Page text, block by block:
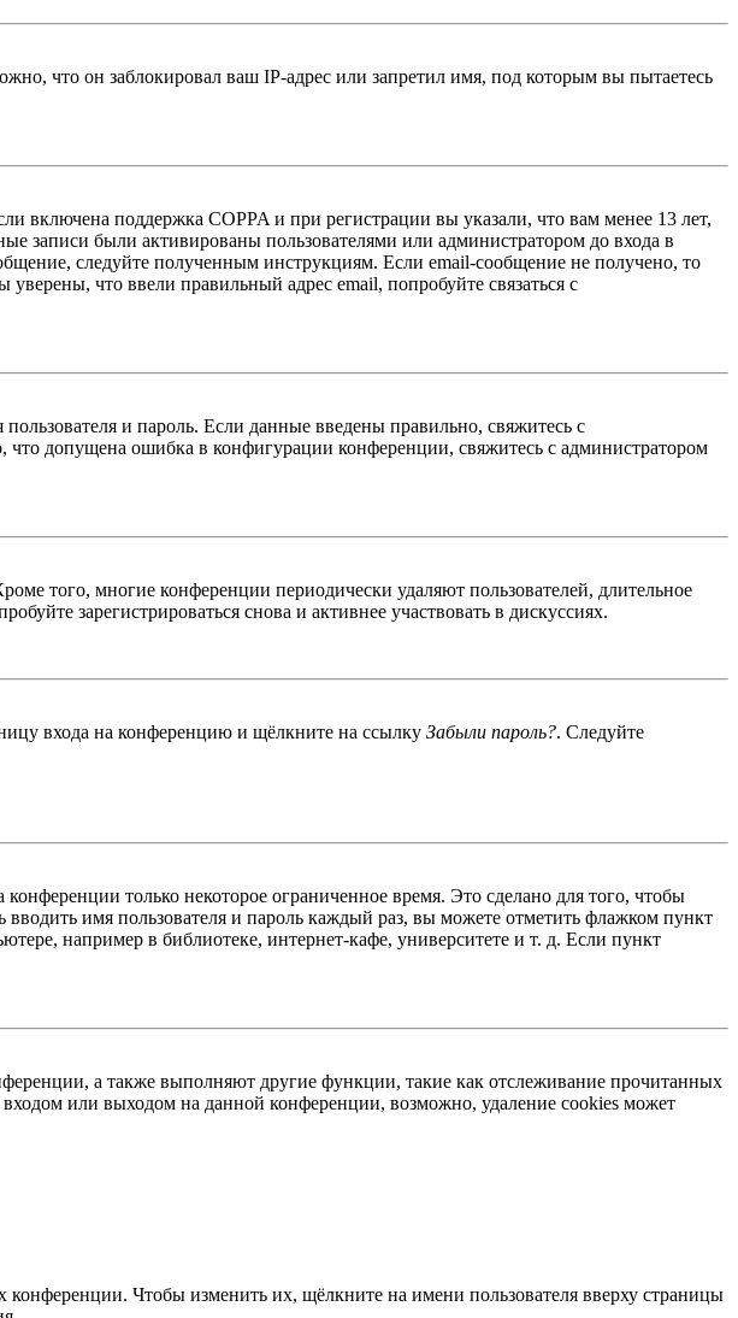
что он заблокировал ваш IP-адрес или запретил имя, под которым вы пытаетесь
включена поддержка COPPA и при регистрации вы указали, что вам менее 13 лет,
записи были активированы пользователями или администратором до входа в
следуйте полученным инструкциям. Если email-сообщение не получено, то
что ввели правильный адрес email, попробуйте связаться с
и пароль. Если данные введены правильно, свяжитесь с
допущена ошибка в конфигурации конференции, свяжитесь с администратором
того, многие конференции периодически удаляют пользователей, длительное
зарегистрироваться снова и активнее участвовать в дискуссиях.
входа на конференцию и щёлкните на ссылку Забыли пароль?. Следуйте
только некоторое ограниченное время. Это сделано для того, чтобы
имя пользователя и пароль каждый раз, вы можете отметить флажком пункт
например в библиотеке, интернет-кафе, университете и т. д. Если пункт
а также выполняют другие функции, такие как отслеживание прочитанных
или выходом на данной конференции, возможно, удаление cookies может
конференции. Чтобы изменить их, щёлкните на имени пользователя вверху страницы